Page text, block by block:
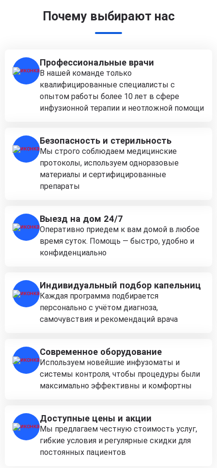
Почему выбирают нас
Профессиональные врачи
В нашей команде только
квалифицированные специалисты с
опытом работы более 10 лет в сфере
инфузионной терапии и неотложной помощи
Безопасность и стерильность
Мы строго соблюдаем медицинские
протоколы, используем одноразовые
материалы и сертифицированные
препараты
Выезд на дом 24/7
Оперативно приедем к вам домой в любое
время суток. Помощь — быстро, удобно и
конфиденциально
Индивидуальный подбор капельниц
Каждая программа подбирается
персонально с учётом диагноза,
самочувствия и рекомендаций врача
Современное оборудование
Используем новейшие инфузоматы и
системы контроля, чтобы процедуры были
максимально эффективны и комфортны
Доступные цены и акции
Мы предлагаем честную стоимость услуг,
гибкие условия и регулярные скидки для
постоянных пациентов